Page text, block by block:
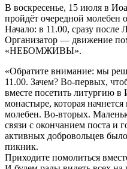
В воскресенье, 15 июля в
пройдёт очередной молебен
Начало: в 11.00, сразу после
Организатор — движение
«НЕБОМЖИВЫ».
«Обратите внимание: мы
11.00. Зачем? Во-первых,
вместе посетить литургию
монастыре, которая
молебен. Во-вторых.
связи с окончанием поста и
активных добровольцев
пикник.
Приходите помолиться